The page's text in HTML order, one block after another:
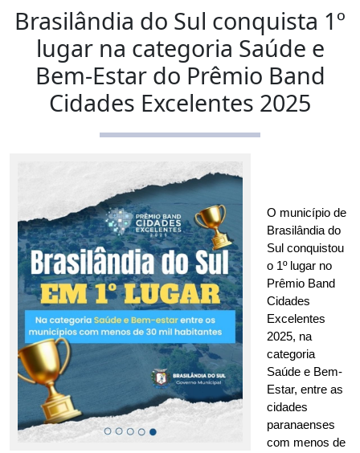
Brasilândia do Sul conquista 1º
lugar na categoria Saúde e
Bem-Estar do Prêmio Band
Cidades Excelentes 2025
O município de
Brasilândia do
Sul conquistou
o 1º lugar no
Prêmio Band
Cidades
Excelentes
2025, na
categoria
Saúde e Bem-
Estar, entre as
cidades
paranaenses
com menos de